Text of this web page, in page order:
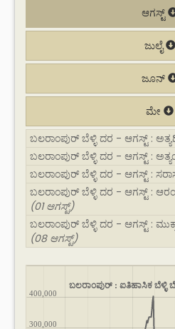
ಆಗಸ್ಟ್
ಜುಲೈ
ಜೂನ್
ಮೇ
ಬಲರಾಂಪುರ್ ಬೆಳ್ಳಿ ದರ - ಆಗಸ್ಟ್ :
ಬಲರಾಂಪುರ್ ಬೆಳ್ಳಿ ದರ - ಆಗಸ್ಟ್ :
ಬಲರಾಂಪುರ್ ಬೆಳ್ಳಿ ದರ - ಆಗಸ್ಟ್ :
ಬಲರಾಂಪುರ್ ಬೆಳ್ಳಿ ದರ - ಆಗಸ್ಟ್ :
(01 ಆಗಸ್ಟ್)
ಬಲರಾಂಪುರ್ ಬೆಳ್ಳಿ ದರ - ಆಗಸ್ಟ್ :
(08 ಆಗಸ್ಟ್)
ಬಲರಾಂಪುರ್ : ಐತಿಹಾಸಿಕ ಬೆಳ್ಳಿ
300,000
400,000